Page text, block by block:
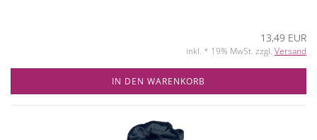
13,49 EUR
inkl. * 19% MwSt. zzgl. Versand
IN DEN WARENKORB